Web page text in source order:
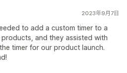
2023年9月7日
to add a custom timer to a
and they assisted with
timer for our product launch.